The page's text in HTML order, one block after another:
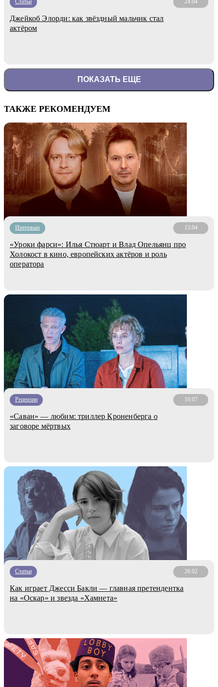
Статьи 24.04
Джейкоб Элорди: как звёздный мальчик стал
актёром
ПОКАЗАТЬ ЕЩЕ
ТАКЖЕ РЕКОМЕНДУЕМ
Интервью 13.04
«Уроки фарси»: Илья Стюарт и Влад Опельянц про
Холокост в кино, европейских актёров и роль
оператора
Рецензии 10.07
«Саван» — любим: триллер Кроненберга о
заговоре мёртвых
Статьи 26.02
Как играет Джесси Бакли — главная претендентка
на «Оскар» и звезда «Хамнета»